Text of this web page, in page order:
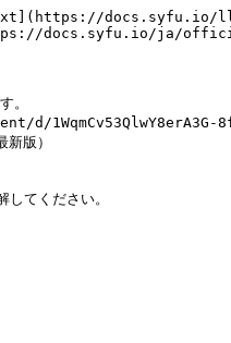
docs.syfu.io/
docs.syfu.io/ja/
。
版）